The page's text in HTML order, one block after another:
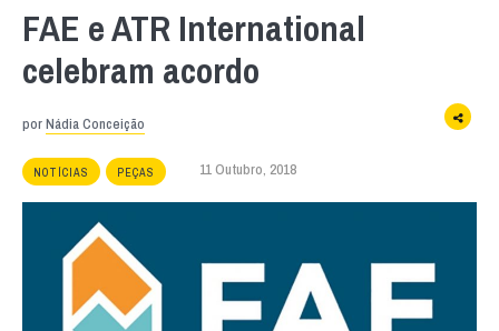
FAE e ATR International
celebram acordo
porNádia Conceição
NOTÍCIAS PEÇAS 11 Outubro, 2018